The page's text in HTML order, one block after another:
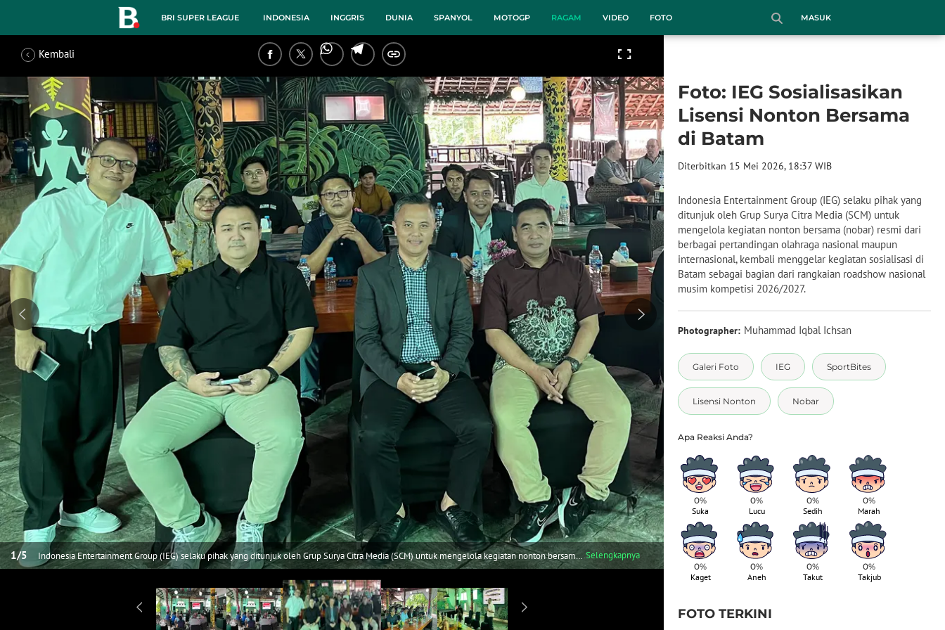
BRI SUPER LEAGUE INDONESIA INGGRIS DUNIA SPANYOL MOTOGP RAGAM VIDEO FOTO MASUK
1/5
Indonesia Entertainment Group (IEG) selaku pihak yang ditunjuk oleh Grup Surya Citra Media (SCM) untuk mengelola kegiatan nonton bersama
(nobar) resmi dari berbagai pertandingan olahraga nasional maupun internasional, kembali menggelar kegiatan sosialisasi di Batam sebagai
bagian dari rangkaian roadshow nasional musim kompetisi 2026/2027. (Foto: Dok. IEG)
Selengkapnya /5
Kegiatan sosialisasi ini mendapatkan respons positif dari
hotel, dan komunitas telah mengonfirmasi kehadiran dalam
Foto: IEG Sosialisasikan
Lisensi Nonton Bersama
di Batam
Diterbitkan 15 Mei 2026, 18:37 WIB
Indonesia Entertainment Group (IEG) selaku pihak yang
ditunjuk oleh Grup Surya Citra Media (SCM) untuk
mengelola kegiatan nonton bersama (nobar) resmi dari
berbagai pertandingan olahraga nasional maupun
internasional, kembali menggelar kegiatan sosialisasi di
Batam sebagai bagian dari rangkaian roadshow nasional
musim kompetisi 2026/2027.
Photographer: Muhammad Iqbal Ichsan
Galeri Foto IEG SportBites
Lisensi Nonton Nobar
0%
Suka
0%
Lucu
0%
Sedih
0%
Marah
0%
Kaget
0%
Aneh
0%
Takut
0%
Takjub
FOTO TERKINI